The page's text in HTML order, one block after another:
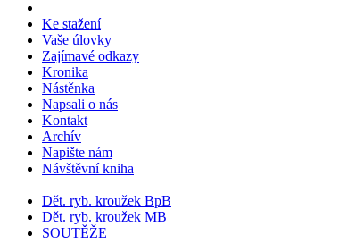
Ke stažení
Vaše úlovky
Zajímavé odkazy
Kronika
Nástěnka
Napsali o nás
Kontakt
Archív
Napište nám
Návštěvní kniha
Dět. ryb. kroužek BpB
Dět. ryb. kroužek MB
SOUTĚŽE